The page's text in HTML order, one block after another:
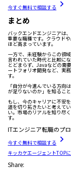
今すぐ無料で相談する
まとめ
バックエンドエンジニアは
重要な職種です。クラウド
ほど高まっています。
一方で、未経験からこの領
言われていた時代と比較に
とどまらず、Javaなどの需
ートフォリオ開発など、実
す。
「自分が今進んでいる方向
が足りないのか」を知るこ
もし、今のキャリアに不安
道を切り拓きたいと考えて
い。市場のリアルを知り尽
す。
ITエンジニア転職のプ
今すぐ無料で相談する
キッカケエージェントTOP
Share: